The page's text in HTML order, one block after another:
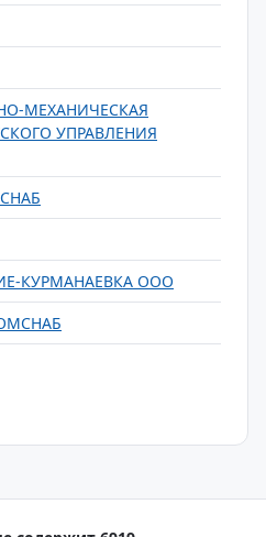
МЕХАНИЧЕСКАЯ
УПРАВЛЕНИЯ
КУРМАНАЕВКА ООО